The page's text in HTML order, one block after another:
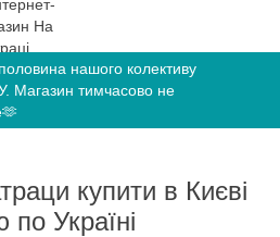
нашого колективу
Магазин тимчасово не
купити в Києві
Україні